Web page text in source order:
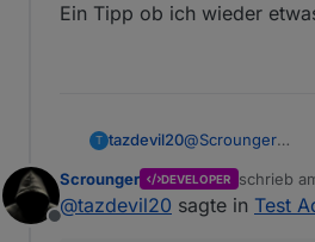
Ein Tipp ob ich wieder
T tazdevil20@Scrounger
die VIS geöffnet
eine Anpassung
Offline
Scrounger DEVELOPER schrieb
zuletzt
@tazdevil20 sagte in Test